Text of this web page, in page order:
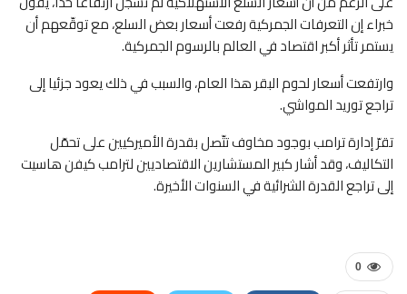
خبراء إن التعرفات الجمركية رفعت أسعار بعض السلع، مع توقّعهم أن
يستمر تأثر أكبر اقتصاد في العالم بالرسوم الجمركية.
وارتفعت أسعار لحوم البقر هذا العام، والسبب في ذلك يعود جزئيا إلى
تراجع توريد المواشي.
تقرّ إدارة ترامب بوجود مخاوف تتّصل بقدرة الأميركيين على تحمّل
التكاليف، وقد أشار كبير المستشارين الاقتصاديين لترامب كيفن هاسيت
إلى تراجع القدرة الشرائية في السنوات الأخيرة.
0